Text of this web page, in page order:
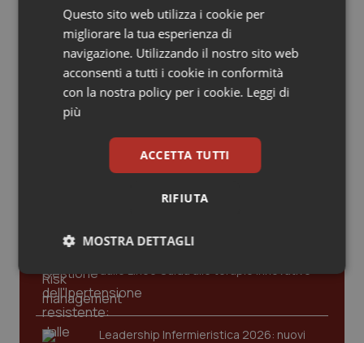
Veneto
Oncoematologia
Oncologia & Nutrizione
Psoriasi & pelle
Quotidiano Cardiologia
Quotidiano Chirurgia
Quotidiano Oncologia
Quotidiano Pediatria
Rene & patologie urogenitali
Ultime analisi e review da QS Pro
Cloud sanitario: infrastrutture,
compliance, GDPR e Risk management
dalle Linee Guida alle terapie innovative
Leadership Infermieristica 2026: nuovi
Questo sito web utilizza i cookie per
migliorare la tua esperienza di
navigazione. Utilizzando il nostro sito web
acconsenti a tutti i cookie in conformità
con la nostra policy per i cookie. Leggi di
più
ACCETTA TUTTI
RIFIUTA
MOSTRA DETTAGLI
Necessari Statistici Marketing